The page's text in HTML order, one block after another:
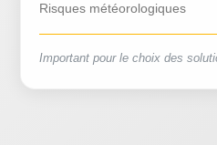
Risques météorologiques
Important pour le choix des